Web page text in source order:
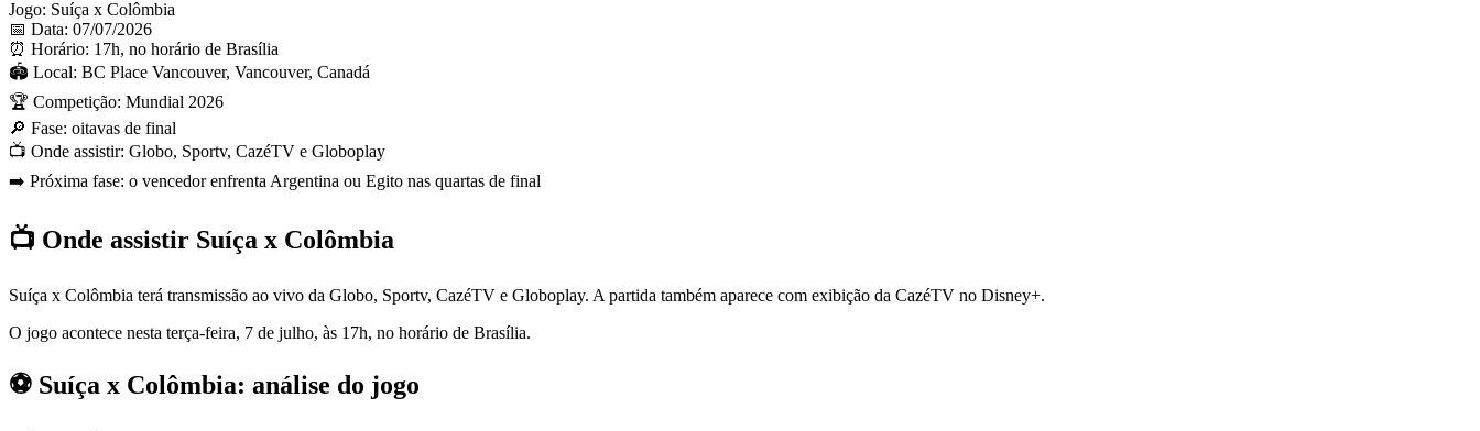
Jogo: Suíça x Colômbia
📅 Data: 07/07/2026
⏰ Horário: 17h, no horário de Brasília
🏟️ Local: BC Place Vancouver, Vancouver, Canadá
🏆 Competição: Mundial 2026
🔎 Fase: oitavas de final
📺 Onde assistir: Globo, Sportv, CazéTV e Globoplay
➡️ Próxima fase: o vencedor enfrenta Argentina ou Egito nas quartas de final
📺 Onde assistir Suíça x Colômbia
Suíça x Colômbia terá transmissão ao vivo da Globo, Sportv, CazéTV e Globoplay. A partida também aparece com exibição da CazéTV no Disney+.
O jogo acontece nesta terça-feira, 7 de julho, às 17h, no horário de Brasília.
⚽ Suíça x Colômbia: análise do jogo